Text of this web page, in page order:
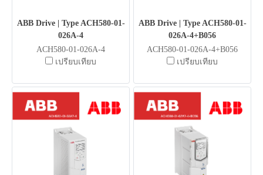
ABB Drive | Type ACH580-01-
026A-4
ACH580-01-026A-4
เปรียบเทียบ
ABB Drive | Type ACH580-01-
026A-4+B056
ACH580-01-026A-4+B056
เปรียบเทียบ